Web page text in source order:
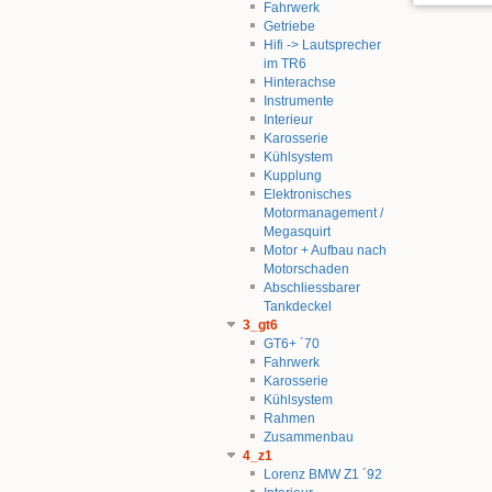
Fahrwerk
Getriebe
Hifi -> Lautsprecher
im TR6
Hinterachse
Instrumente
Interieur
Karosserie
Kühlsystem
Kupplung
Elektronisches
Motormanagement /
Megasquirt
Motor + Aufbau nach
Motorschaden
Abschliessbarer
Tankdeckel
3_gt6
GT6+ ´70
Fahrwerk
Karosserie
Kühlsystem
Rahmen
Zusammenbau
4_z1
Lorenz BMW Z1 ´92